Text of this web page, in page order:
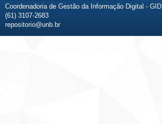
Coordenadoria de Gestão da Informação Digital - GID
(61) 3107-2683
repositorio@unb.br